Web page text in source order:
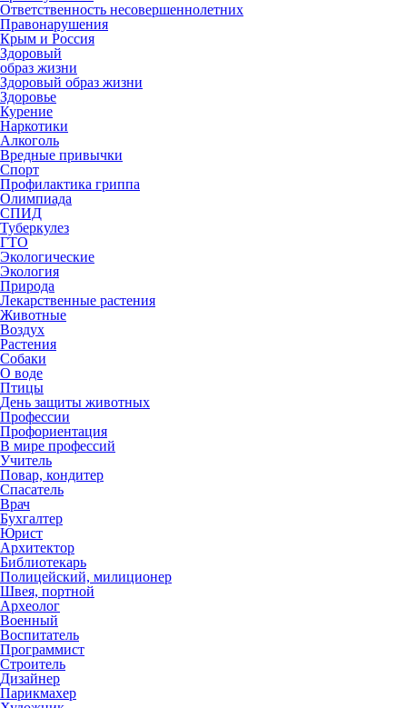
Ответственность несовершеннолетних
Правонарушения
Крым и Россия
Здоровый
образ жизни
Здоровый образ жизни
Здоровье
Курение
Наркотики
Алкоголь
Вредные привычки
Спорт
Профилактика гриппа
Олимпиада
СПИД
Туберкулез
ГТО
Экологические
Экология
Природа
Лекарственные растения
Животные
Воздух
Растения
Собаки
О воде
Птицы
День защиты животных
Профессии
Профориентация
В мире профессий
Учитель
Повар, кондитер
Спасатель
Врач
Бухгалтер
Юрист
Архитектор
Библиотекарь
Полицейский, милиционер
Швея, портной
Археолог
Военный
Воспитатель
Программист
Строитель
Дизайнер
Парикмахер